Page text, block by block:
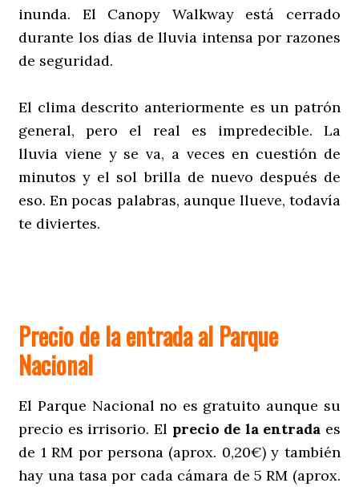
inunda. El Canopy Walkway está cerrado
durante los días de lluvia intensa por razones
de seguridad.
El clima descrito anteriormente es un patrón
general, pero el real es impredecible. La
lluvia viene y se va, a veces en cuestión de
minutos y el sol brilla de nuevo después de
eso. En pocas palabras, aunque llueve, todavía
te diviertes.
Precio de la entrada al Parque
Nacional
El Parque Nacional no es gratuito aunque su
precio es irrisorio. El precio de la entrada es
de 1 RM por persona (aprox. 0,20€) y también
hay una tasa por cada cámara de 5 RM (aprox.